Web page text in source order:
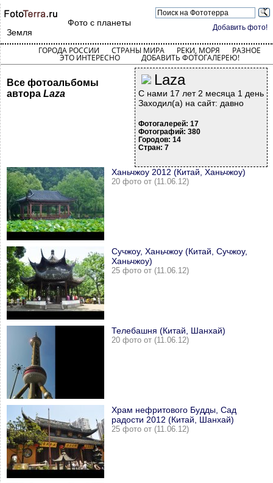
Добавить фото!
Фото с планеты
Земля
ГОРОДА РОССИИ СТРАНЫ МИРА РЕКИ, МОРЯ РАЗНОЕ
ЭТО ИНТЕРЕСНО ДОБАВИТЬ ФОТОГАЛЕРЕЮ!
Laza
С нами 17 лет 2 месяца 1 день
Заходил(а) на сайт: давно
Фотогалерей: 17
Фотографий: 380
Городов: 14
Стран: 7
Все фотоальбомы
автора Laza
Ханьчжоу 2012 (Китай, Ханьчжоу)
20 фото от (11.06.12)
Сучжоу, Ханьчжоу (Китай, Сучжоу,
Ханьчжоу)
25 фото от (11.06.12)
Телебашня (Китай, Шанхай)
20 фото от (11.06.12)
Храм нефритового Будды, Сад
радости 2012 (Китай, Шанхай)
25 фото от (11.06.12)